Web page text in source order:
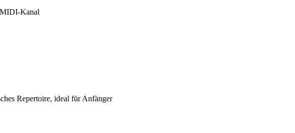
Kanal
Repertoire, ideal für Anfänger